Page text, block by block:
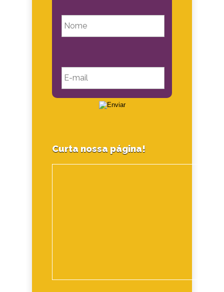
Curta nossa página!